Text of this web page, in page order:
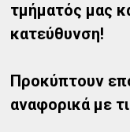
τμήματός μας
κατεύθυνση!
Προκύπτουν
αναφορικά με